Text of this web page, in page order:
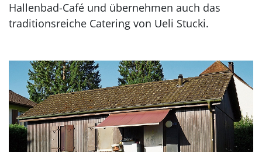
Hallenbad-Café und übernehmen auch das
traditionsreiche Catering von Ueli Stucki.